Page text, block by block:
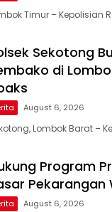
Timur – Kepolisian
Sekotong
di
August 6, 2026
Lombok Barat –
Program
August 6, 2026